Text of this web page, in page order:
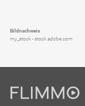
Bildnachweis
my_stock - stock.adobe.com